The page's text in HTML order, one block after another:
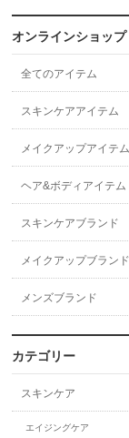
オンラインショップ
全てのアイテム
スキンケアアイテム
メイクアップアイテム
ヘア&ボディアイテム
スキンケアブランド
メイクアップブランド
メンズブランド
カテゴリー
スキンケア
エイジングケア